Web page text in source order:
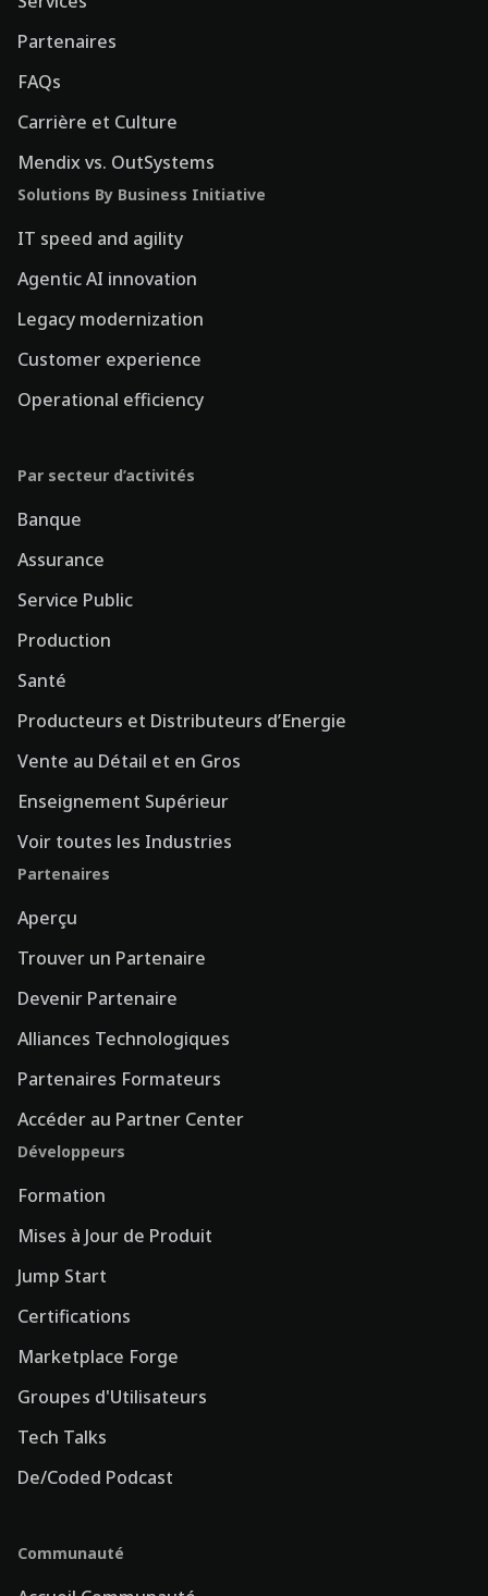
Partenaires
FAQs
Carrière et Culture
Mendix vs. OutSystems
Solutions By Business Initiative
IT speed and agility
Agentic AI innovation
Legacy modernization
Customer experience
Operational efficiency
Par secteur d’activités
Banque
Assurance
Service Public
Production
Santé
Producteurs et Distributeurs d’Energie
Vente au Détail et en Gros
Enseignement Supérieur
Voir toutes les Industries
Partenaires
Aperçu
Trouver un Partenaire
Devenir Partenaire
Alliances Technologiques
Partenaires Formateurs
Accéder au Partner Center
Développeurs
Formation
Mises à Jour de Produit
Jump Start
Certifications
Marketplace Forge
Groupes d'Utilisateurs
Tech Talks
De/Coded Podcast
Communauté